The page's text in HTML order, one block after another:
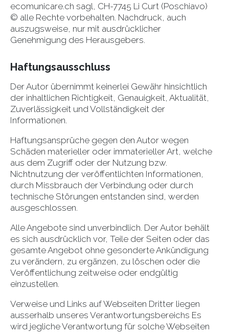
ecomunicare.ch sagl, CH-7745 Li Curt (Poschiavo)
© alle Rechte vorbehalten. Nachdruck, auch
auszugsweise, nur mit ausdrücklicher
Genehmigung des Herausgebers.
Haftungsausschluss
Der Autor übernimmt keinerlei Gewähr hinsichtlich
der inhaltlichen Richtigkeit, Genauigkeit, Aktualität,
Zuverlässigkeit und Vollständigkeit der
Informationen.
Haftungsansprüche gegen den Autor wegen
Schäden materieller oder immaterieller Art, welche
aus dem Zugriff oder der Nutzung bzw.
Nichtnutzung der veröffentlichten Informationen,
durch Missbrauch der Verbindung oder durch
technische Störungen entstanden sind, werden
ausgeschlossen.
Alle Angebote sind unverbindlich. Der Autor behält
es sich ausdrücklich vor, Teile der Seiten oder das
gesamte Angebot ohne gesonderte Ankündigung
zu verändern, zu ergänzen, zu löschen oder die
Veröffentlichung zeitweise oder endgültig
einzustellen.
Verweise und Links auf Webseiten Dritter liegen
ausserhalb unseres Verantwortungsbereichs Es
wird jegliche Verantwortung für solche Webseiten